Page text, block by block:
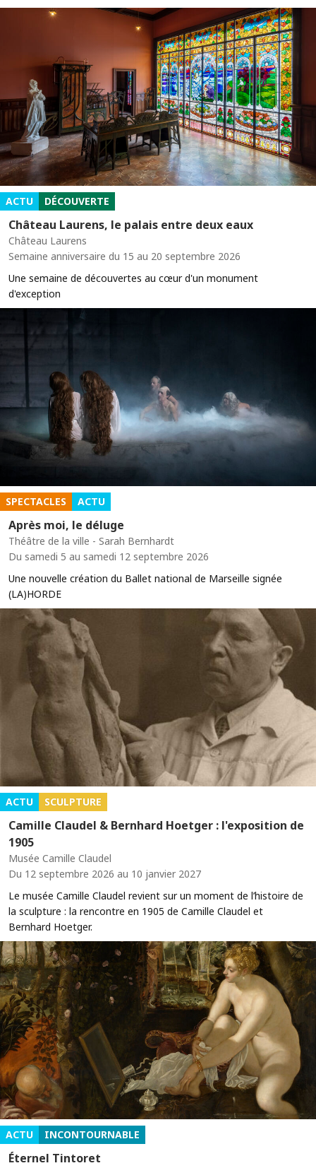
ACTU DÉCOUVERTE
Château Laurens, le palais entre deux eaux
Château Laurens
Semaine anniversaire du 15 au 20 septembre 2026
Une semaine de découvertes au cœur d'un monument
d'exception
SPECTACLES ACTU
Après moi, le déluge
Théâtre de la ville - Sarah Bernhardt
Du samedi 5 au samedi 12 septembre 2026
Une nouvelle création du Ballet national de Marseille signée
(LA)HORDE
ACTU SCULPTURE
Camille Claudel & Bernhard Hoetger : l'exposition de
1905
Musée Camille Claudel
Du 12 septembre 2026 au 10 janvier 2027
Le musée Camille Claudel revient sur un moment de l’histoire de
la sculpture : la rencontre en 1905 de Camille Claudel et
Bernhard Hoetger.
ACTU INCONTOURNABLE
Éternel Tintoret